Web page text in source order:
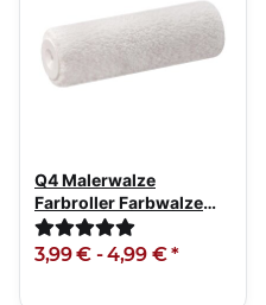
Q4 Malerwalze
Farbroller Farbwalze
Planotex 15mm Flor
3,99 € -4,99 €*